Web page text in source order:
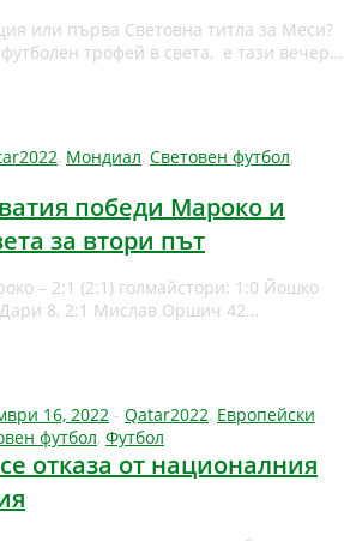
или първа Световна титла за Меси?
трофей в света, е тази вечер…
, Мондиал, Световен футбол,
победи Мароко и
за втори път
– 2:1 (2:1) голмайстори: 1:0 Йошко
8, 2:1 Мислав Оршич 42…
16, 2022 - Qatar2022, Европейски
футбол, Футбол
отказа от националния